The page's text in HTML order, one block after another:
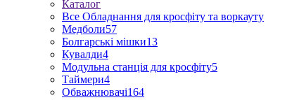
Каталог
Все Обладнання для кросфіту та воркауту
Медболи57
Болгарські мішки13
Кувалди4
Модульна станція для кросфіту5
Таймери4
Обважнювачі164